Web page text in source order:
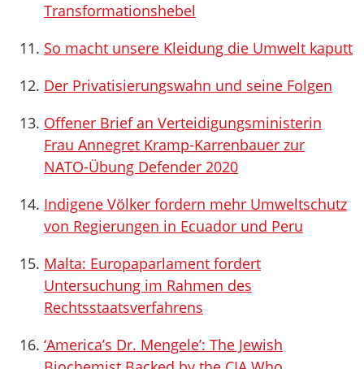
Transformationshebel
So macht unsere Kleidung die Umwelt kaputt
Der Privatisierungswahn und seine Folgen
Offener Brief an Verteidigungsministerin
Frau Annegret Kramp-Karrenbauer zur
NATO-Übung Defender 2020
Indigene Völker fordern mehr Umweltschutz
von Regierungen in Ecuador und Peru
Malta: Europaparlament fordert
Untersuchung im Rahmen des
Rechtsstaatsverfahrens
‘America’s Dr. Mengele’: The Jewish